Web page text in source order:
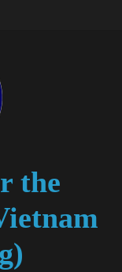
the